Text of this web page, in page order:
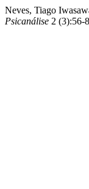
Neves, Tiago
Psicanálise 2 (3):56-